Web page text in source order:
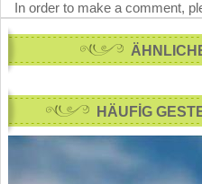
In order to make a comment,
HÄUFİG